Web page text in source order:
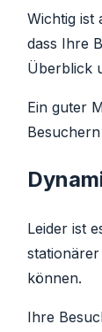
Wichtig ist
dass Ihre
Überblick
Ein guter
Leider ist
können.
Ihre